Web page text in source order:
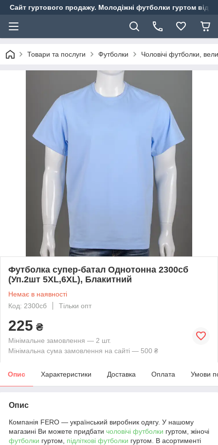
Сайт гуртового продажу. Молодіжні футболки гуртом від
Товари та послуги Футболки Чоловічі футболки,
Футболка супер-батал Однотонна 2300сб
(Уп.2шт 5XL,6XL), Блакитний
Немає в наявності
Код: 2300сб
Тільки опт
225 ₴
Мінімальне замовлення — 2 шт.
Мінімальна сума замовлення на сайті — 500 ₴
Опис Характеристики Доставка Оплата Умови
Опис
Компанія FERO — український виробник одягу. У нашому
магазині Ви можете придбати чоловічі футболки гуртом, жіночі
футболки гуртом, підліткові футболки гуртом. В асортименті